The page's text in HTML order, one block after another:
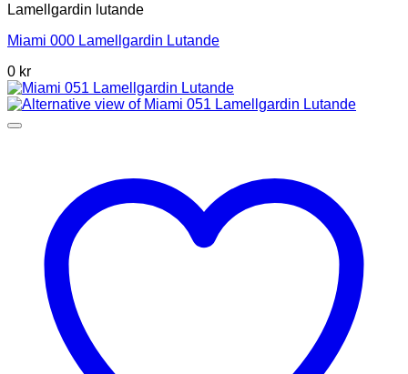
Lamellgardin lutande
Miami 000 Lamellgardin Lutande
0 kr